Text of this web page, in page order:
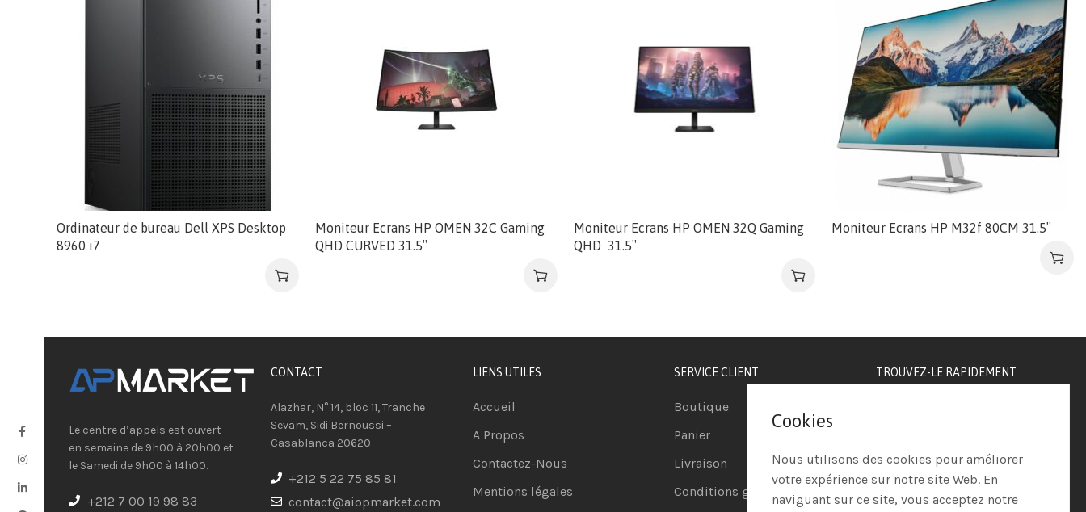
Ordinateur de bureau Dell XPS Desktop
8960 i7
Moniteur Ecrans HP OMEN 32C Gaming
QHD CURVED 31.5″
Moniteur Ecrans HP OMEN 32Q Gaming
QHD 31.5″
Moniteur Ecrans HP M32f 80CM 31.5″
Le centre d’appels est ouvert
en semaine de 9h00 à 20h00 et
le Samedi de 9h00 à 14h00.
+212 7 00 19 98 83
CONTACT​
Alazhar, N° 14, bloc 11, Tranche
Sevam, Sidi Bernoussi –
Casablanca 20620
+212 5 22 75 85 81
contact@aiopmarket.com
LIENS UTILES
Accueil
A Propos
Contactez-Nous
Mentions légales
SERVICE CLIENT
Boutique
Panier
Livraison
Conditions générales de vente
TROUVEZ-LE RAPIDEMENT
Casques
Cookies
Nous utilisons des cookies pour améliorer
votre expérience sur notre site Web. En
naviguant sur ce site, vous acceptez notre